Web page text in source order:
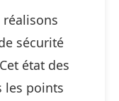
réalisons
sécurité
état des
les points